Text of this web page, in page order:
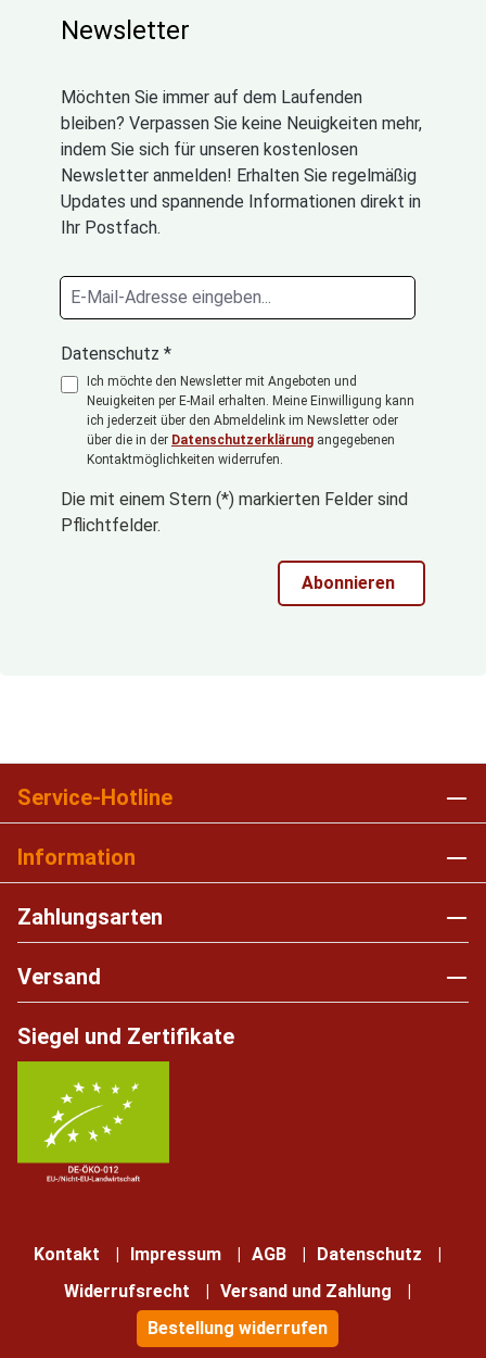
Newsletter
Möchten Sie immer auf dem Laufenden
bleiben? Verpassen Sie keine Neuigkeiten mehr,
indem Sie sich für unseren kostenlosen
Newsletter anmelden! Erhalten Sie regelmäßig
Updates und spannende Informationen direkt in
Ihr Postfach.
Datenschutz *
Ich möchte den Newsletter mit Angeboten und
Neuigkeiten per E-Mail erhalten. Meine Einwilligung kann
ich jederzeit über den Abmeldelink im Newsletter oder
über die in der Datenschutzerklärung angegebenen
Kontaktmöglichkeiten widerrufen.
Die mit einem Stern (*) markierten Felder sind
Pflichtfelder.
Abonnieren
Service-Hotline
Information
Zahlungsarten
Versand
Siegel und Zertifikate
Kontakt Impressum AGB
Datenschutz
Widerrufsrecht
Versand und Zahlung
Bestellung widerrufen